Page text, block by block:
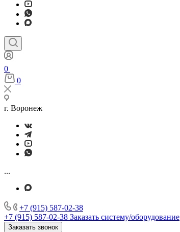
0
0
г. Воронеж
...
+7 (915) 587-02-38
+7 (915) 587-02-38 Заказать систему/оборудование
Заказать звонок